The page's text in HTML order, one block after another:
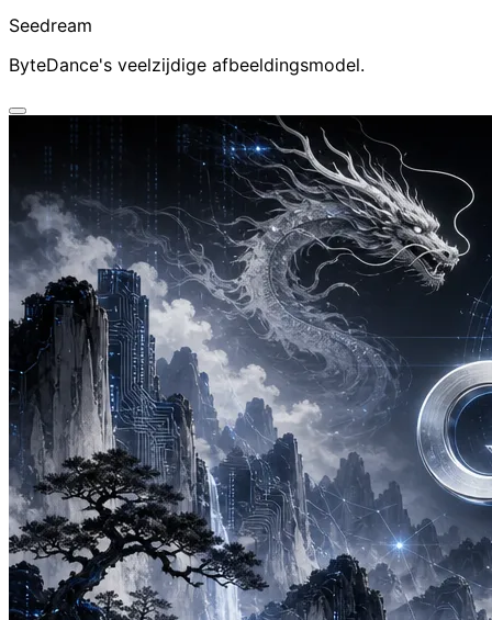
Seedream
ByteDance's veelzijdige afbeeldingsmodel.